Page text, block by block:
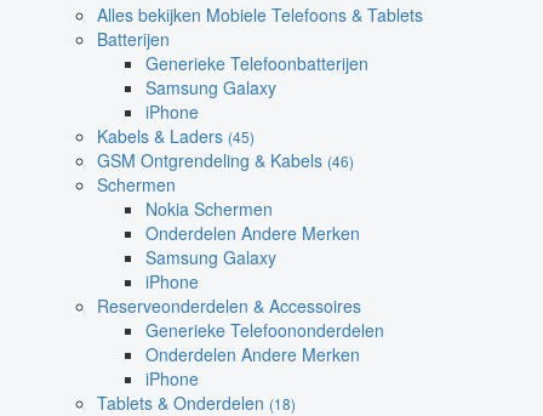
Alles bekijken Mobiele Telefoons & Tablets
Batterijen
Generieke Telefoonbatterijen
Samsung Galaxy
iPhone
Kabels & Laders (45)
GSM Ontgrendeling & Kabels (46)
Schermen
Nokia Schermen
Onderdelen Andere Merken
Samsung Galaxy
iPhone
Reserveonderdelen & Accessoires
Generieke Telefoononderdelen
Onderdelen Andere Merken
iPhone
Tablets & Onderdelen (18)